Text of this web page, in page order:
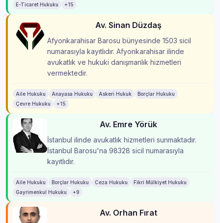
E-Ticaret Hukuku
+15
Av. Sinan Düzdaş
Afyonkarahisar Barosu bünyesinde 1503 sicil
numarasıyla kayıtlıdır. Afyonkarahisar ilinde
avukatlık ve hukuki danışmanlık hizmetleri
vermektedir.
Aile Hukuku Anayasa Hukuku Askeri Hukuk
Borçlar Hukuku
Çevre Hukuku
+15
Av. Emre Yörük
İstanbul ilinde avukatlık hizmetleri sunmaktadır.
İstanbul Barosu'na 98328 sicil numarasıyla
kayıtlıdır.
Aile Hukuku Borçlar Hukuku Ceza Hukuku
Fikri Mülkiyet Hukuku
Gayrimenkul Hukuku
+9
Av. Orhan Fırat